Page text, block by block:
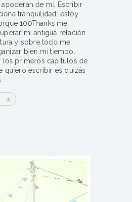
apoderan de mí. Escribir
tranquilidad; estoy
100Thanks me
mi antigua relación
y sobre todo me
bien mi tiempo.
los primeros capítulos de
quiero escribir es quizás